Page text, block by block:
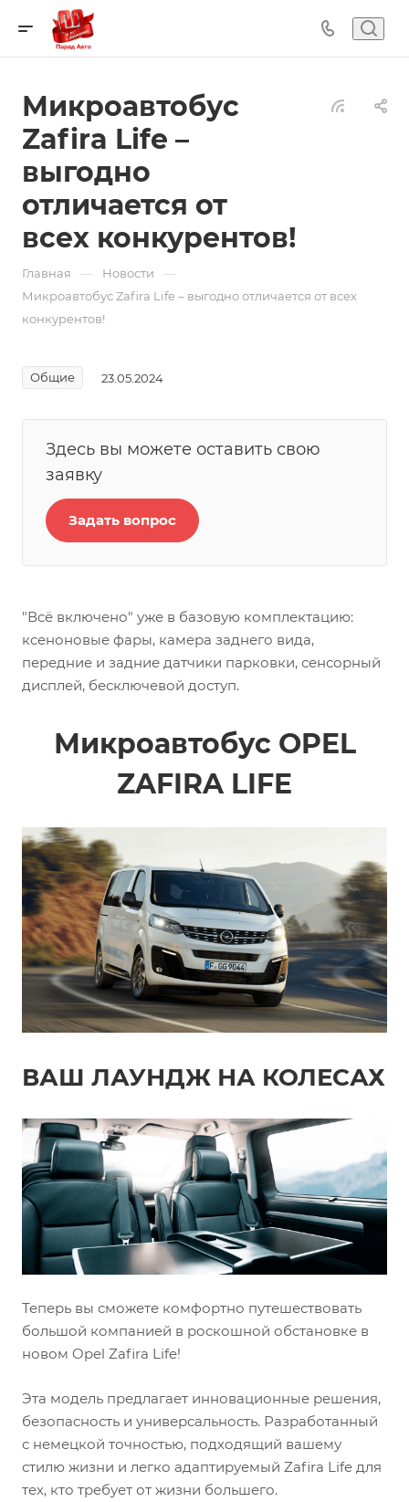
Микроавтобус
Zafira Life –
выгодно
отличается от
всех конкурентов!
Главная — Новости —
Микроавтобус Zafira Life – выгодно отличается от всех
конкурентов!
Общие 23.05.2024
Здесь вы можете оставить свою
заявку
Задать вопрос
"Всё включено" уже в базовую комплектацию:
ксеноновые фары, камера заднего вида,
передние и задние датчики парковки, сенсорный
дисплей, бесключевой доступ.
Микроавтобус OPEL
ZAFIRA LIFE
ВАШ ЛАУНДЖ НА КОЛЕСАХ
Теперь вы сможете комфортно путешествовать
большой компанией в роскошной обстановке в
новом Opel Zafira Life!
Эта модель предлагает инновационные решения,
безопасность и универсальность. Разработанный
с немецкой точностью, подходящий вашему
стилю жизни и легко адаптируемый Zafira Life для
тех, кто требует от жизни большего.